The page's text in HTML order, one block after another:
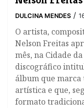
DULCINA MENDES /
O artista,
Nelson Freitas
mês, na Cidade
discográfico
álbum que marca
artística e que,
formato